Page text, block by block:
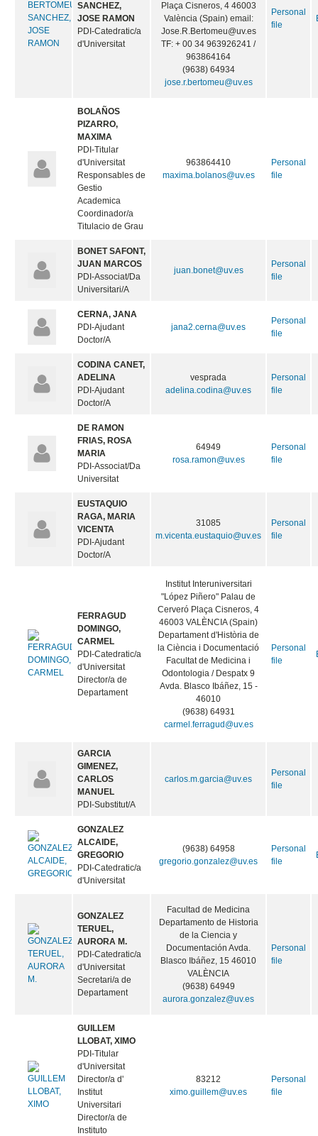
SANCHEZ,
JOSE RAMON
PDI-Catedratic/a
d'Universitat
Plaça Cisneros, 4 46003
València (Spain) email:
Jose.R.Bertomeu@uv.es
TF: + 00 34 963926241 /
963864164
(9638) 64934
jose.r.bertomeu@uv.es
Personal
file
BOLAÑOS
PIZARRO,
MAXIMA
PDI-Titular
d'Universitat
Responsables de
Gestio
Academica
Coordinador/a
Titulacio de Grau
963864410
maxima.bolanos@uv.es
Personal
file
BONET SAFONT,
JUAN MARCOS
PDI-Associat/Da
Universitari/A
juan.bonet@uv.es
Personal
file
CERNA, JANA
PDI-Ajudant
Doctor/A
jana2.cerna@uv.es
Personal
file
CODINA CANET,
ADELINA
PDI-Ajudant
Doctor/A
vesprada
adelina.codina@uv.es
Personal
file
DE RAMON
FRIAS, ROSA
MARIA
PDI-Associat/Da
Universitat
64949
rosa.ramon@uv.es
Personal
file
EUSTAQUIO
RAGA, MARIA
VICENTA
PDI-Ajudant
Doctor/A
31085
m.vicenta.eustaquio@uv.es
Personal
file
FERRAGUD
DOMINGO,
CARMEL
PDI-Catedratic/a
d'Universitat
Director/a de
Departament
Institut Interuniversitari
"López Piñero" Palau de
Cerveró Plaça Cisneros, 4
46003 VALÈNCIA (Spain)
Departament d'Història de
la Ciència i Documentació
Facultat de Medicina i
Odontologia / Despatx 9
Avda. Blasco Ibáñez, 15 -
46010
(9638) 64931
carmel.ferragud@uv.es
Personal
file
GARCIA
GIMENEZ,
CARLOS
MANUEL
PDI-Substitut/A
carlos.m.garcia@uv.es
Personal
file
GONZALEZ
ALCAIDE,
GREGORIO
PDI-Catedratic/a
d'Universitat
(9638) 64958
gregorio.gonzalez@uv.es
Personal
file
GONZALEZ
TERUEL,
AURORA M.
PDI-Catedratic/a
d'Universitat
Secretari/a de
Departament
Facultad de Medicina
Departamento de Historia
de la Ciencia y
Documentación Avda.
Blasco Ibáñez, 15 46010
VALÈNCIA
(9638) 64949
aurora.gonzalez@uv.es
Personal
file
GUILLEM
LLOBAT, XIMO
PDI-Titular
d'Universitat
Director/a d'
Institut
Universitari
Director/a de
Instituto
83212
ximo.guillem@uv.es
Personal
file